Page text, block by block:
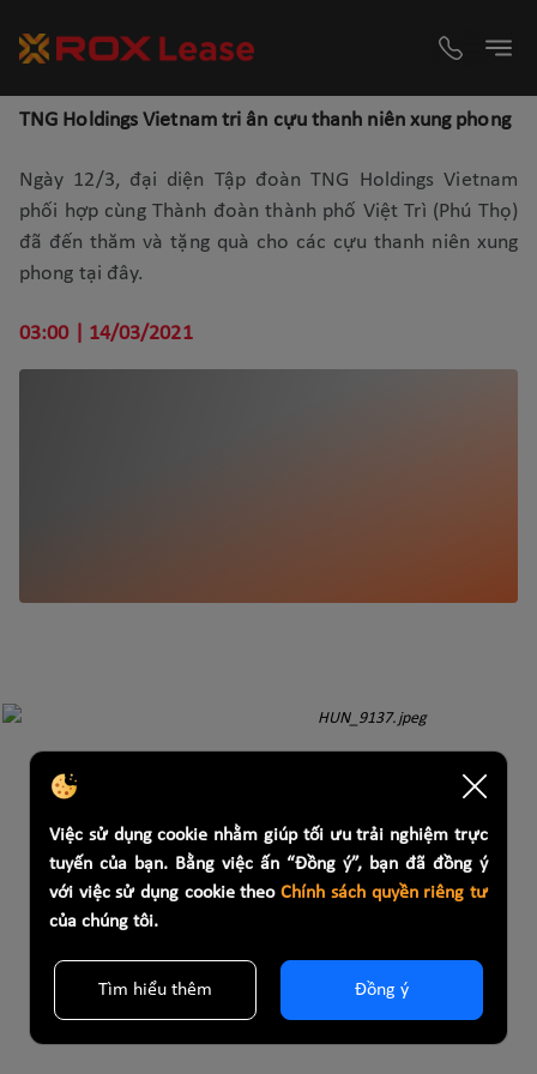
TNG Holdings Vietnam tri ân cựu thanh niên xung phong
Ngày 12/3, đại diện Tập đoàn TNG Holdings Vietnam
phối hợp cùng Thành đoàn thành phố Việt Trì (Phú Thọ)
đã đến thăm và tặng quà cho các cựu thanh niên xung
phong tại đây.
03:00 | 14/03/2021
Việc sử dụng cookie nhằm giúp tối ưu trải nghiệm trực
tuyến của bạn. Bằng việc ấn “Đồng ý”, bạn đã đồng ý
với việc sử dụng cookie theoChính sách quyền riêng tư
của chúng tôi.
Tìm hiểu thêm Đồng ý